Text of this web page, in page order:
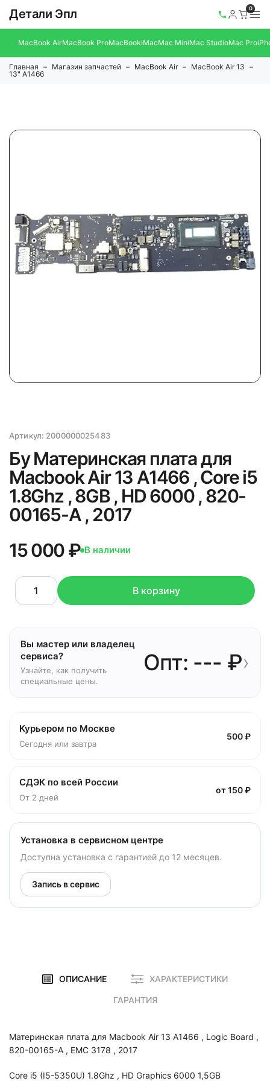
Детали Эпл 0
MacBook AirMacBook ProMacBookiMacMac MiniMac StudioMac Pro
Главная Магазин запчастей MacBook Air
MacBook Air 13
13" A1466
Артикул: 2000000025483
Бу Материнская плата для
Macbook Air 13 A1466 , Core i5
1.8Ghz , 8GB , HD 6000 , 820-
00165-A , 2017
15 000 ₽ В наличии
В корзину
Вы мастер или владелец
сервиса?
Узнайте, как получить
специальные цены.
Опт: --- ₽›
Курьером по Москве
Сегодня или завтра
500 ₽
СДЭК по всей России
От 2 дней
от 150 ₽
Установка в сервисном центре
Доступна установка с гарантией до 12 месяцев.
Запись в сервис
ОПИСАНИЕ ХАРАКТЕРИСТИКИ
ГАРАНТИЯ
Материнская плата для Macbook Air 13 A1466 , Logic Board ,
820-00165-A , EMC 3178 , 2017
Core i5 (I5-5350U) 1.8Ghz , HD Graphics 6000 1,5GB